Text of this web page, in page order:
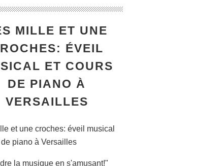
MILLE ET UNE
ÉVEIL
ET COURS
DE PIANO À
VERSAILLES
la musique en s'amusant!"